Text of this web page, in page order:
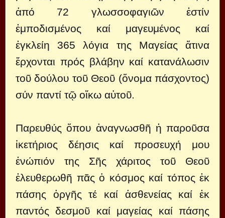
ἀπό 72 γλωσσοφαγιῶν ἐστίν
ἐμποδισμένος καί μαγευμένος καί
ἐγκλείη 365 λόγια της Μαγείας ἄτινα
ἔρχονται πρός βλάβην καί κατανάλωσιν
τοῦ δούλου τοῦ Θεοῦ (ὄνομα πάσχοντος)
σύν παντί τῷ οἴκω αὐτοῦ.
Παρευθύς ὅπου ἀναγνωσθῆ ἡ παροῦσα
ἰκετήριος δέησις καί προσευχή μου
ἐνώπιόν της Σῆς χάριτος τοῦ Θεοῦ
ἐλευθερωθῆ πᾶς ὁ κόσμος καί τόπος ἐκ
πάσης ὀργῆς τέ καί ἀσθενείας καί ἐκ
παντός δεσμοῦ καί μαγείας καί πάσης